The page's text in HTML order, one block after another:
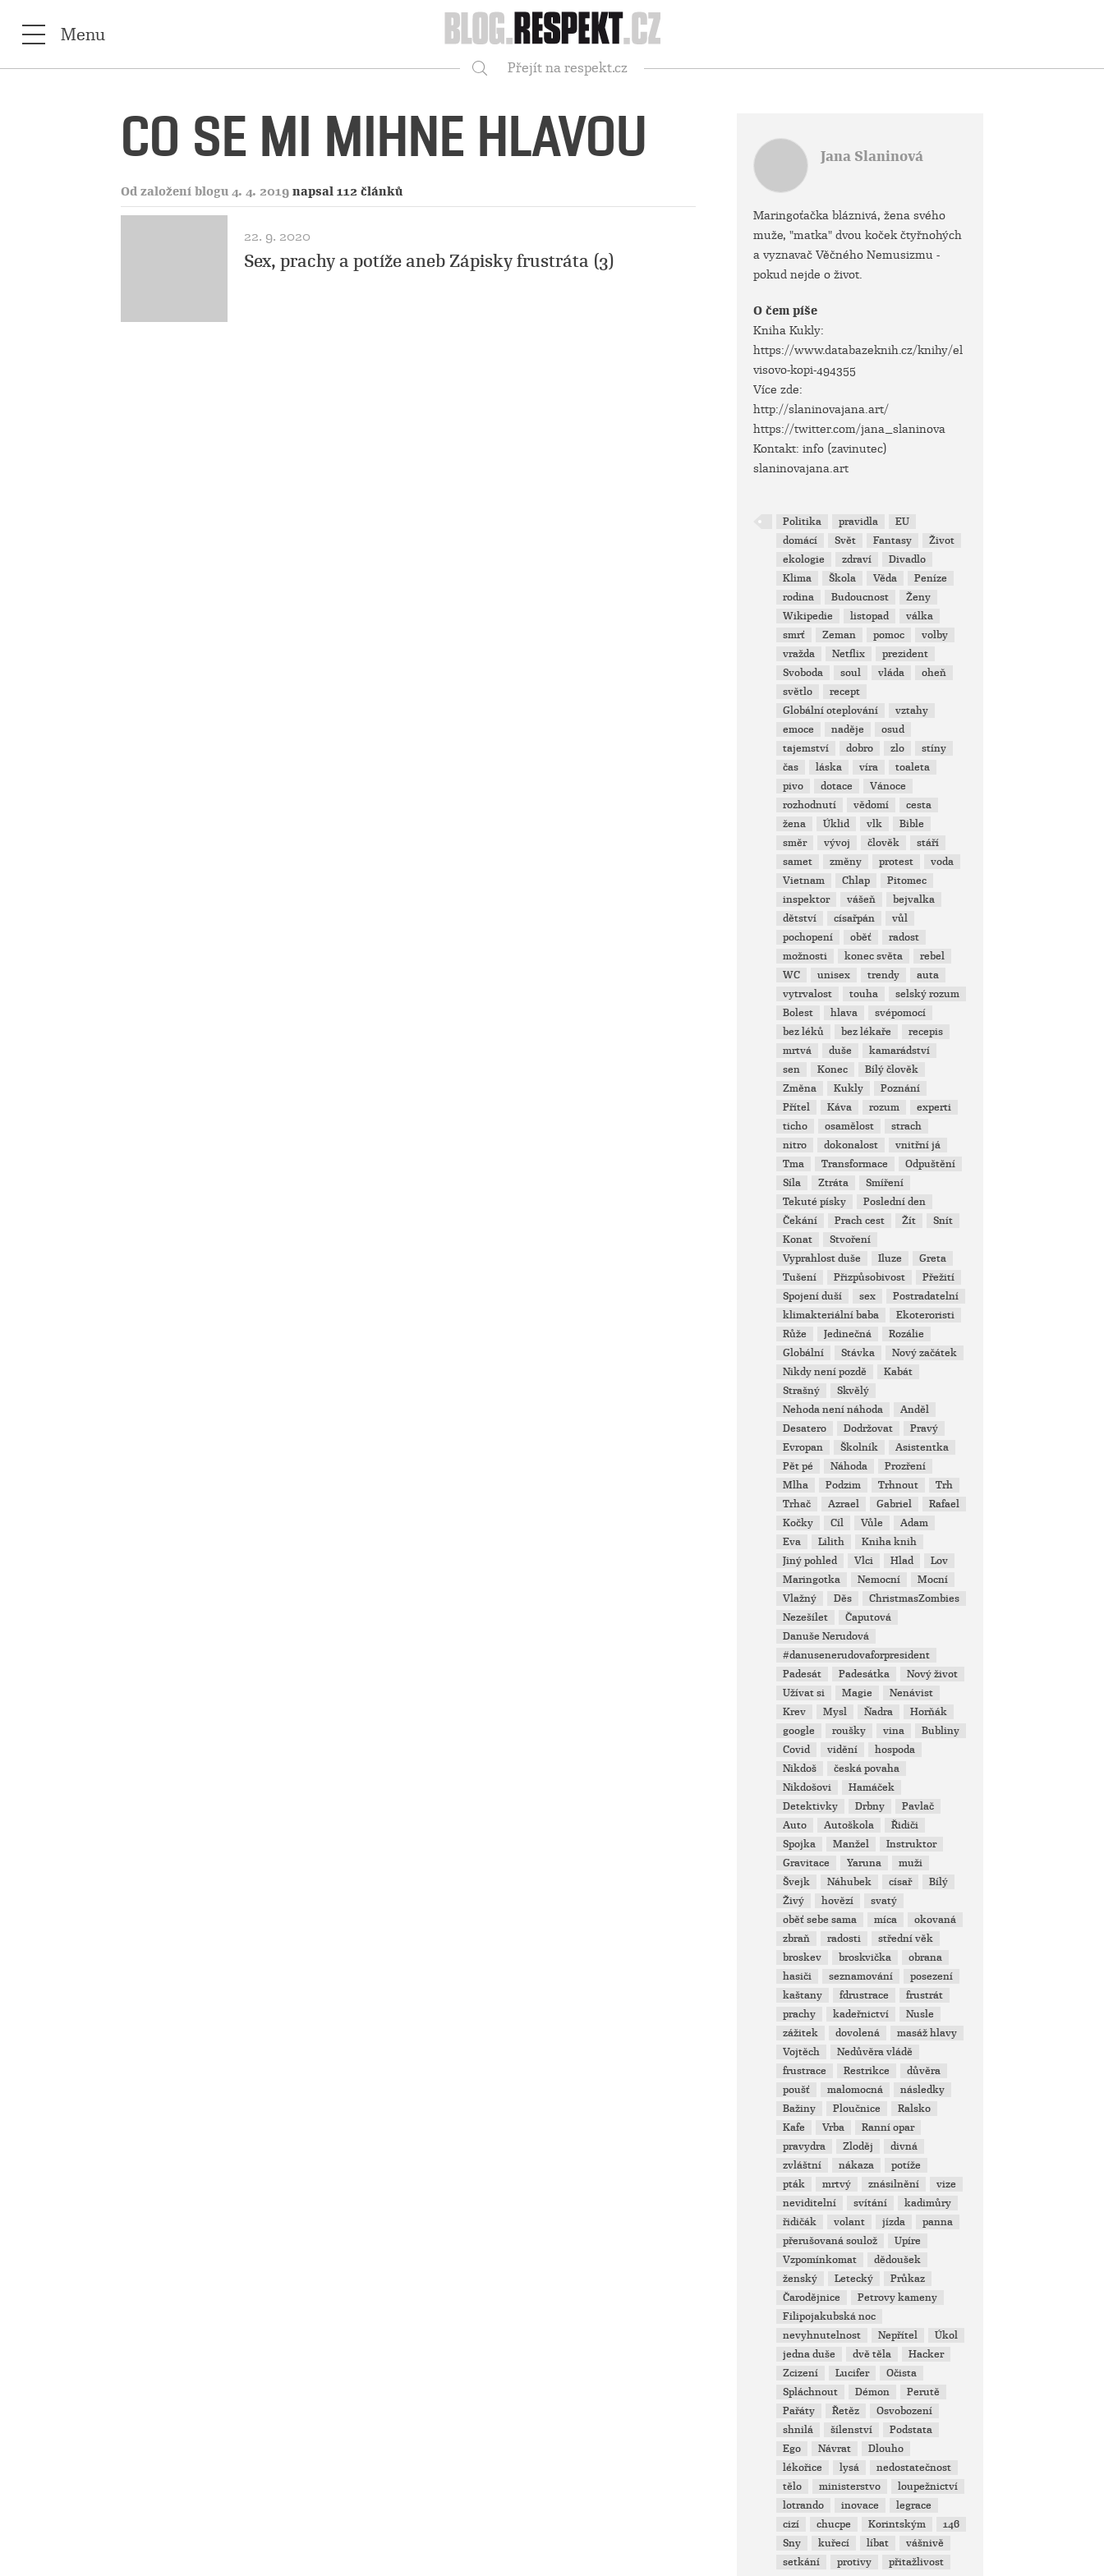
Respekt
Menu
Přejít na respekt.cz
CO SE MI MIHNE HLAVOU
Od založení blogu 4. 4. 2019 napsal 112 článků
22. 9. 2020
Sex, prachy a potíže aneb Zápisky frustráta (3)
Jana Slaninová
Maringoťačka bláznivá, žena svého
muže, "matka" dvou koček čtyřnohých
a vyznavač Věčného Nemusizmu -
pokud nejde o život.
O čem píše
Kniha Kukly:
https://www.databazeknih.cz/knihy/el
visovo-kopi-494355
Více zde:
http://slaninovajana.art/
https://twitter.com/jana_slaninova
Kontakt: info (zavinutec)
slaninovajana.art
Politika pravidla
EU
domácí
Svět Fantasy
Život
ekologie
zdraví
Divadlo
Klima
Škola Věda
Peníze
rodina
Budoucnost
Ženy
Wikipedie
listopad
válka
smrť
Zeman pomoc
volby
vražda
Netflix
prezident
Svoboda
soul vláda
oheň
světlo
recept
Globální oteplování
vztahy
emoce
naděje
osud
tajemství
dobro zlo
stíny
čas
láska víra
toaleta
pivo
dotace
Vánoce
rozhodnutí
vědomí
cesta
žena
Úklid vlk
Bible
směr
vývoj člověk
stáří
samet
změny protest
voda
Vietnam
Chlap
Pitomec
inspektor
vášeň
bejvalka
dětství
císařpán
vůl
pochopení
oběť
radost
možnosti
konec světa
rebel
WC
unisex trendy
auta
vytrvalost
touha
selský rozum
Bolest
hlava
svépomocí
bez léků
bez lékaře
recepis
mrtvá
duše
kamarádství
sen
Konec
Bílý člověk
Změna
Kukly
Poznání
Přítel
Káva rozum
experti
ticho
osamělost
strach
nitro
dokonalost
vnitřní já
Tma
Transformace
Odpuštění
Síla
Ztráta
Smíření
Tekuté písky
Poslední den
Čekání
Prach cest Žít
Snít
Konat
Stvoření
Vyprahlost duše
Iluze
Greta
Tušení
Přizpůsobivost
Přežití
Spojení duší
sex
Postradatelní
klimakteriální baba
Ekoteroristi
Růže
Jedinečná
Rozálie
Globální
Stávka
Nový začátek
Nikdy není pozdě
Kabát
Strašný
Skvělý
Nehoda není náhoda
Anděl
Desatero
Dodržovat
Pravý
Evropan
Školník
Asistentka
Pět pé
Náhoda
Prozření
Mlha
Podzim Trhnout
Trh
Trhač
Azrael Gabriel
Rafael
Kočky
Cíl Vůle
Adam
Eva
Lilith
Kniha knih
Jiný pohled
Vlci Hlad
Lov
Maringotka
Nemocní
Mocní
Vlažný
Děs
ChristmasZombies
Nezešílet
Čaputová
Danuše Nerudová
#danusenerudovaforpresident
Padesát
Padesátka
Nový život
Užívat si
Magie
Nenávist
Krev
Mysl Ňadra
Horňák
google
roušky vina
Bubliny
Covid
vidění
hospoda
Nikdoš
česká povaha
Nikdošovi
Hamáček
Detektivky
Drbny
Pavlač
Auto
Autoškola
Řidiči
Spojka
Manžel
Instruktor
Gravitace
Yaruna
muži
Švejk
Náhubek císař
Bílý
Živý
hovězí
svatý
oběť sebe sama
míca
okovaná
zbraň
radosti
střední věk
broskev
broskvička
obrana
hasiči
seznamování
posezení
kaštany
fdrustrace
frustrát
prachy
kadeřnictví
Nusle
zážitek
dovolená
masáž hlavy
Vojtěch
Nedůvěra vládě
frustrace
Restrikce
důvěra
poušť
malomocná
následky
Bažiny
Ploučnice
Ralsko
Kafe
Vrba
Ranní opar
pravydra
Zloděj
divná
zvláštní
nákaza
potíže
pták
mrtvý znásilnění
vize
neviditelní
svítání
kadimůry
řidičák
volant jízda
panna
přerušovaná soulož
Upíre
Vzpomínkomat
dědoušek
ženský
Letecký
Průkaz
Čarodějnice
Petrovy kameny
Filipojakubská noc
nevyhnutelnost
Nepřítel
Úkol
jedna duše
dvě těla
Hacker
Zcizení
Lucifer
Očista
Spláchnout
Démon
Perutě
Pařáty
Řetěz
Osvobození
shnilá
šílenství
Podstata
Ego
Návrat
Dlouho
lékořice
lysá
nedostatečnost
tělo
ministerstvo
loupežnictví
lotrando
inovace
legrace
cizí
chucpe Korintským
146
Sny
kuřecí líbat
vášnivě
setkání
protivy přitažlivost